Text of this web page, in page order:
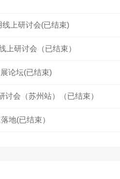
上研讨会(已结束)
上研讨会（已结束）
论坛(已结束)
讨会（苏州站）（已结束）
地(已结束）